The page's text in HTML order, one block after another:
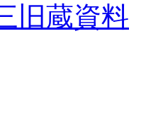
旧蔵資料